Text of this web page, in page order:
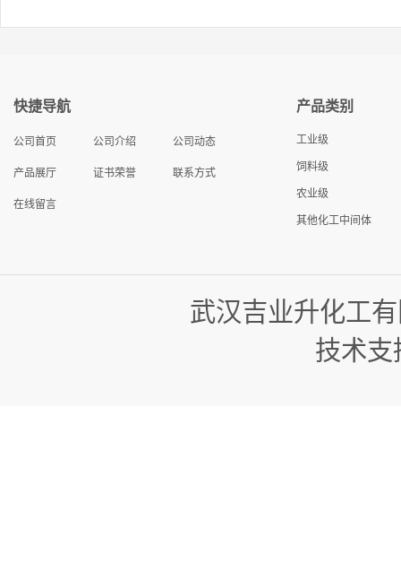
快捷导航
公司首页 公司介绍 公司动态
产品展厅 证书荣誉 联系方式
在线留言
产品类别
工业级
饲料级
农业级
其他化工中间体
武汉吉业升化工
技术